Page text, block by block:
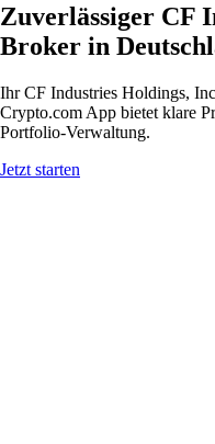
Zuverlässiger CF
Broker in
Ihr CF Industries Holdings,
Crypto.com App bietet klare
Portfolio-Verwaltung.
Jetzt starten